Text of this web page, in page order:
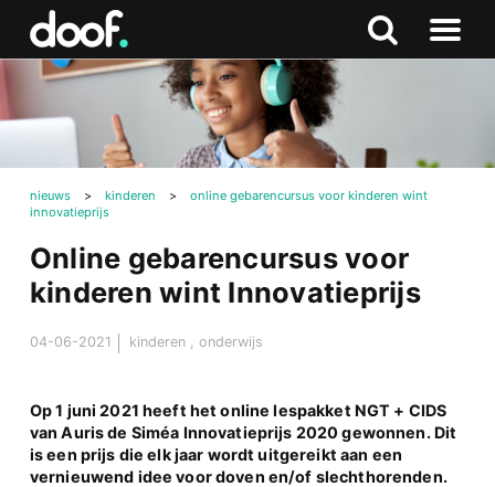
Zoeken
Naar
nieuws > kinderen >
online gebarencursus voor kinderen wint
innovatieprijs
Online gebarencursus voor
kinderen wint Innovatieprijs
04-06-2021 kinderen onderwijs
Op 1 juni 2021 heeft het online lespakket NGT + CIDS
van Auris de Siméa Innovatieprijs 2020 gewonnen. Dit
is een prijs die elk jaar wordt uitgereikt aan een
vernieuwend idee voor doven en/of slechthorenden.
Doof.nl
Zoeken